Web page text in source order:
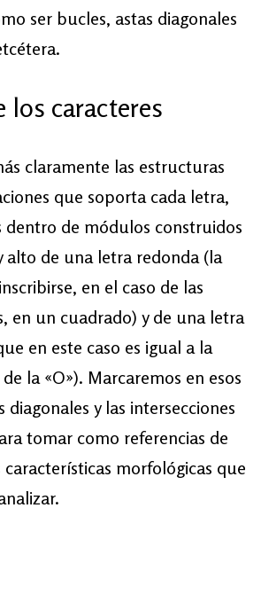
ser bucles, astas diagonales
los caracteres
claramente las estructuras
que soporta cada letra,
dentro de módulos construidos
alto de una letra redonda (la
en el caso de las
en un cuadrado) y de una letra
en este caso es igual a la
la «O»). Marcaremos en esos
diagonales y las intersecciones
tomar como referencias de
características morfológicas que